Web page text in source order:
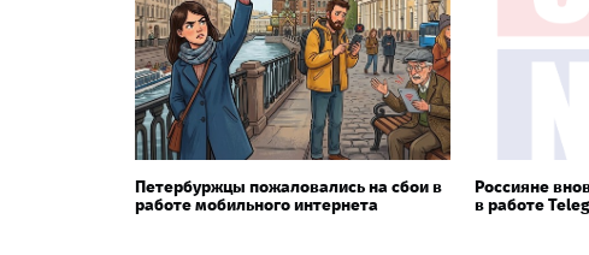
Петербуржцы пожаловались на сбои в
работе мобильного интернета
Россияне
в работе